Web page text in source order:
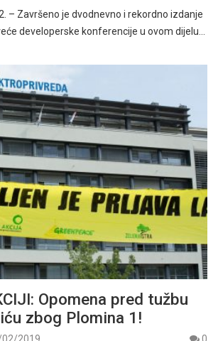
– Završeno je dvodnevno i rekordno izdanje
developerske konferencije u ovom dijelu…
Opomena pred tužbu
zbog Plomina 1!
2019 0